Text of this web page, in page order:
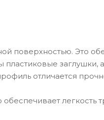
поверхностью. Это
отличается
легкость